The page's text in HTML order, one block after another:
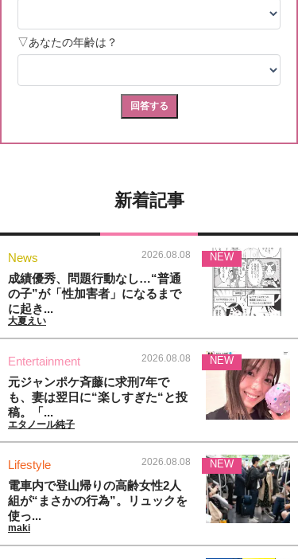
新着記事
News 2026.08.08
成績優秀、問題行動なし…“普通
の子”が「性加害者」になるまで
に起き...
大夏えい
NEW
Entertainment 2026.08.08
元ジャンポケ斉藤に求刑7年で
も、妻は翌日に“楽しすぎた“と投
稿。「...
エタノール純子
NEW
Lifestyle 2026.08.08
電車内で登山帰りの高齢女性2人
組が“まさかの行為”。リュックを
使っ...
maki
NEW